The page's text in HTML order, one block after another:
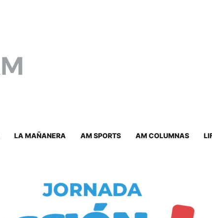
LA MAÑANERA AM SPORTS AM COLUMNAS